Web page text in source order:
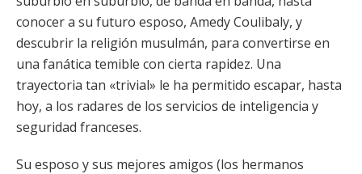
conocer a su futuro esposo, Amedy Coulibaly, y
descubrir la religión musulmán, para convertirse en
una fanática temible con cierta rapidez. Una
trayectoria tan «trivial» le ha permitido escapar, hasta
hoy, a los radares de los servicios de inteligencia y
seguridad franceses.
Su esposo y sus mejores amigos (los hermanos